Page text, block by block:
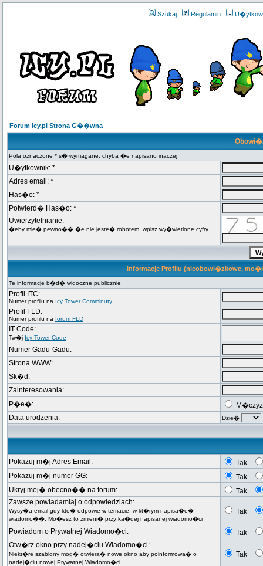
Szukaj Regulamin
Forum Icy.pl Strona G��wna
Pola oznaczone * s� wymagane, chyba �e napisano inaczej
U�ytkownik: *
Adres email: *
Has�o: *
Potwierd� Has�o: *
Uwierzytelnianie:
�eby mie� pewno�� �e nie jeste� robotem, wpisz wy�wietlone cyfry
Informacje Profilu (nieobowi�zkowe,
Te informacje b�d� widoczne publicznie
Profil ITC:
Numer profilu na Icy Tower Comminuty
Profil FLD:
Numer profilu na forum FLD
IT Code:
Tw�j Icy Tower Code
Numer Gadu-Gadu:
Strona WWW:
Sk�d:
Zainteresowania:
P�e�:
Data urodzenia:
Dzie�
Pokazuj m�j Adres Email:
Tak
Pokazuj m�j numer GG:
Tak
Ukryj moj� obecno�� na forum:
Tak
Zawsze powiadamiaj o odpowiedziach:
Wysy�a email gdy kto� odpowie w temacie, w kt�rym napisa�e�
wiadomo��. Mo�esz to zmieni� przy ka�dej napisanej wiadomo�ci
Tak
Powiadom o Prywatnej Wiadomo�ci:
Tak
Otw�rz okno przy nadej�ciu Wiadomo�ci:
Niekt�re szablony mog� otwiera� nowe okno aby poinformowa� o
nadej�ciu nowej Prywatnej Wiadomo�ci
Tak